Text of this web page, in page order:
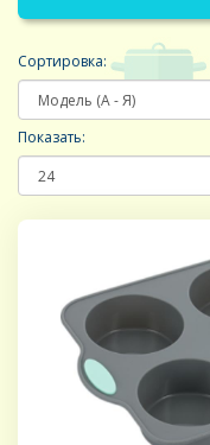
Сортировка:
Показать: